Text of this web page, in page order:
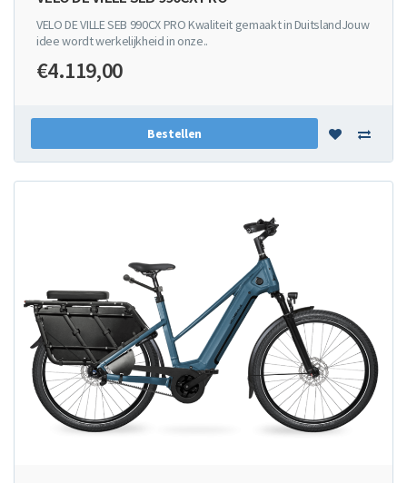
VELO DE VILLE SEB 990CX PRO Kwaliteit gemaakt in DuitslandJouw
idee wordt werkelijkheid in onze..
€4.119,00
Bestellen